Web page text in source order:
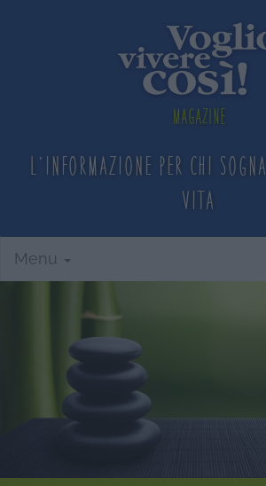
Magazine
L'informazione per chi sogna
vita
Menu